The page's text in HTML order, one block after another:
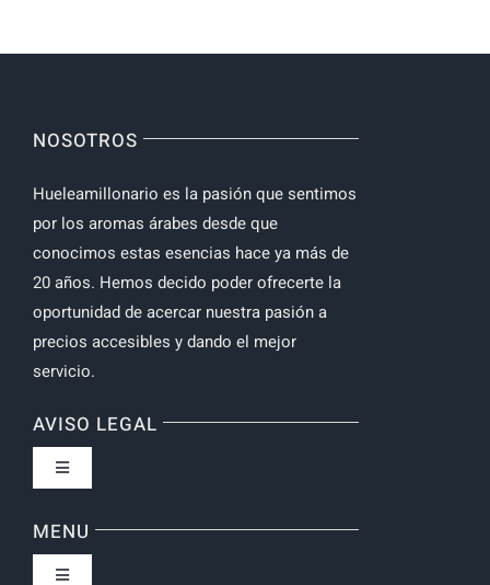
NOSOTROS
Hueleamillonario es la pasión que sentimos
por los aromas árabes desde que
conocimos estas esencias hace ya más de
20 años. Hemos decido poder ofrecerte la
oportunidad de acercar nuestra pasión a
precios accesibles y dando el mejor
servicio.
AVISO LEGAL
Toggle
Política de privacidad
MENU